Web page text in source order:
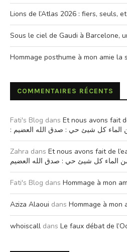
Lions de l’Atlas 2026 : fiers, seuls,
Sous le ciel de Gaudi à Barcelone,
Hommage posthume à mon amie la
COMMENTAIRES RÉCENTS
Fati's Blog dans Et nous avons fait
الماء كل شيئ حي : صدق الله العضيم
Zahra dans Et nous avons fait de
الماء كل شيئ حي : صدق الله العضيم
Fati's Blog dans Hommage à mon
Aziza Alaoui dans Hommage à mon
whoiscall dans Le faux débat de